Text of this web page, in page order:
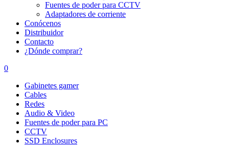
Fuentes de poder para CCTV
Adaptadores de corriente
Conócenos
Distribuidor
Contacto
¿Dónde comprar?
0
Gabinetes gamer
Cables
Redes
Audio & Video
Fuentes de poder para PC
CCTV
SSD Enclosures